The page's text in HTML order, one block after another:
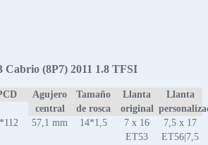
Cabrio (8P7) 2011 1.8 TFSI
Agujero
central
Tamaño
de rosca
Llanta
original
Llanta
57,1 mm 14*1,5
7 x 16
ET53
7,5 x 17
ET56|7,5